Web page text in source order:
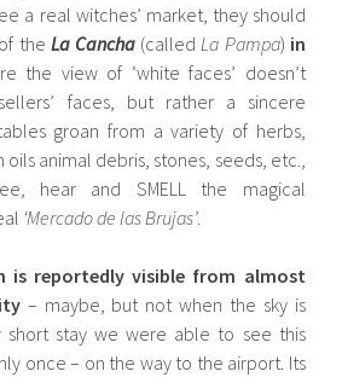
a real witches’ market, they should
the La Cancha (called La Pampa) in
the view of ‘white faces’ doesn’t
faces, but rather a sincere
groan from a variety of herbs,
animal debris, stones, seeds, etc.,
hear and SMELL the magical
‘Mercado de las Brujas’.
is reportedly visible from almost
– maybe, but not when the sky is
short stay we were able to see this
once – on the way to the airport. Its